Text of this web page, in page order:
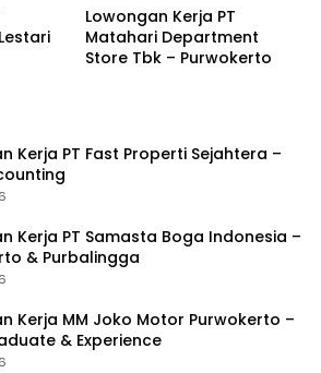
Lowongan Kerja PT
Matahari Department
Store Tbk – Purwokerto
Kerja PT Fast Properti Sejahtera –
Kerja PT Samasta Boga Indonesia –
& Purbalingga
Kerja MM Joko Motor Purwokerto –
& Experience